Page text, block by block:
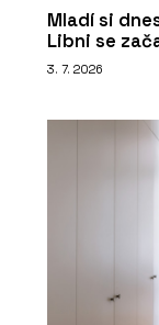
Mladí si
Libni se
3. 7. 2026